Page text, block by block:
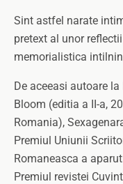
Sint astfel narate
pretext al unor
memorialistica
De aceeasi autoare
Bloom (editia a II-a,
Romania),
Premiul Uniunii
Romaneasca a
Premiul revistei